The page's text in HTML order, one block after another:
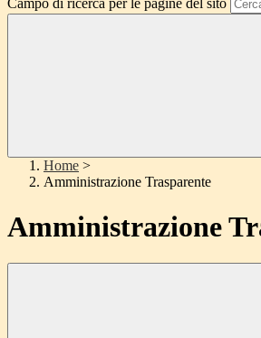
Campo di ricerca per le pagine del sito
Home >
Amministrazione Trasparente
Amministrazione